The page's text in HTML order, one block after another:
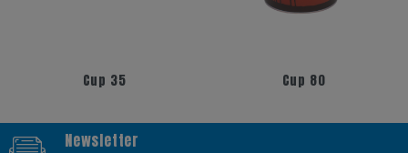
Cup 35 Cup 80
Newsletter